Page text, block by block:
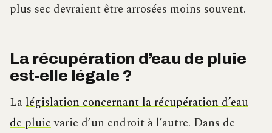
plus sec devraient être arrosées moins souvent.
La récupération d’eau de pluie
est-elle légale ?
Lalégislation concernant la récupération d’eau
de pluievarie d’un endroit à l’autre. Dans de